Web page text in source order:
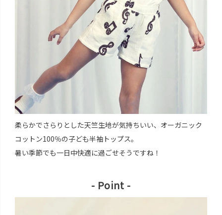
柔らかでさらりとした天竺生地が気持ちいい、オーガニック
コットン100％の子ども半袖トップス。
暑い季節でも一日中快適に過ごせそうですね！
- Point -